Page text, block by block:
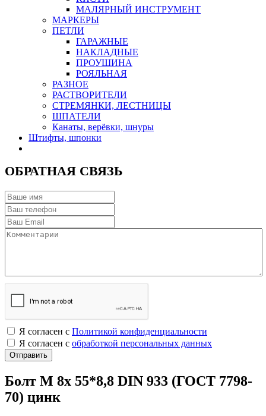
МАЛЯРНЫЙ ИНСТРУМЕНТ
МАРКЕРЫ
ПЕТЛИ
ГАРАЖНЫЕ
НАКЛАДНЫЕ
ПРОУШИНА
РОЯЛЬНАЯ
РАЗНОЕ
РАСТВОРИТЕЛИ
СТРЕМЯНКИ, ЛЕСТНИЦЫ
ШПАТЕЛИ
Канаты, верёвки, шнуры
Штифты, шпонки
ОБРАТНАЯ СВЯЗЬ
Я согласен с Политикой конфиденциальности
Я согласен с обработкой персональных данных
Болт М 8х 55*8,8 DIN 933 (ГОСТ 7798-
70) цинк